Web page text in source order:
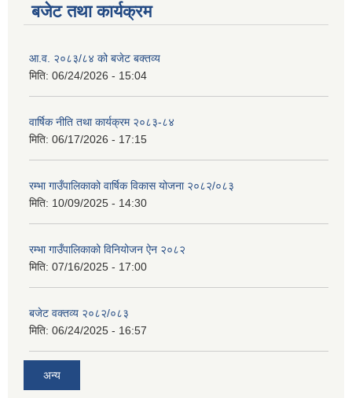
बजेट तथा कार्यक्रम
आ.व. २०८३/८४ को बजेट बक्तव्य
मिति: 06/24/2026 - 15:04
वार्षिक नीति तथा कार्यक्रम २०८३-८४
मिति: 06/17/2026 - 17:15
रम्भा गाउँपालिकाको वार्षिक विकास योजना २०८२/०८३
मिति: 10/09/2025 - 14:30
रम्भा गाउँपालिकाको विनियोजन ऐन २०८२
मिति: 07/16/2025 - 17:00
बजेट वक्तव्य २०८२/०८३
मिति: 06/24/2025 - 16:57
अन्य